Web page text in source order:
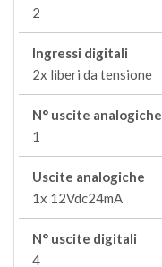
2
Ingressi digitali
2x liberi da tensione
N° uscite analogiche
1
Uscite analogiche
1x 12Vdc24mA
N° uscite digitali
4